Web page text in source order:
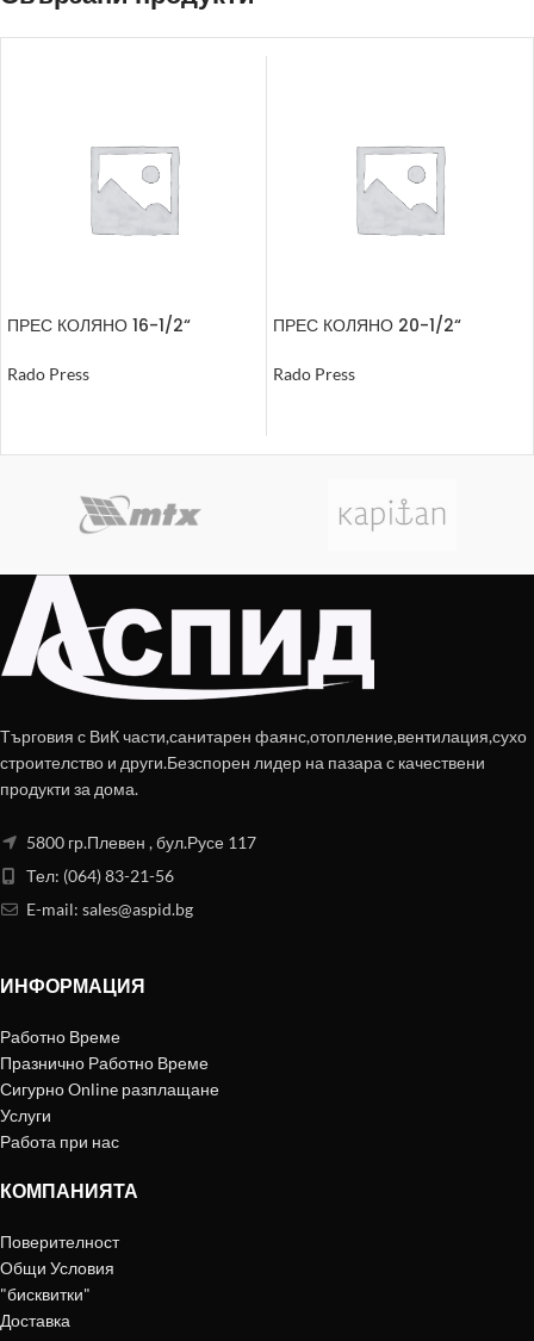
ПРЕС КОЛЯНО 16-1/2“
Rado Press
ПРЕС КОЛЯНО 20-1/2“
Rado Press
Търговия с ВиК части,санитарен фаянс,отопление,вентилация,сухо
строителство и други.Безспорен лидер на пазара с качествени
продукти за дома.
5800 гр.Плевен , бул.Русе 117
Тел: (064) 83-21-56
E-mail: sales@aspid.bg
ИНФОРМАЦИЯ
Работно Време
Празнично Работно Време
Сигурно Online разплащане
Услуги
Работа при нас
КОМПАНИЯТА
Поверителност
Общи Условия
"бисквитки"
Доставка